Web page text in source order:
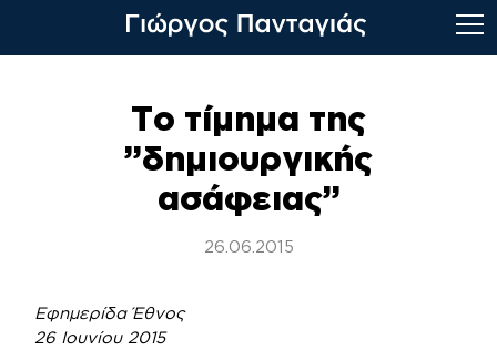
Το τίμημα της
”δημιουργικής
ασάφειας”
26.06.2015
Εφημερίδα Έθνος
26 Ιουνίου 2015